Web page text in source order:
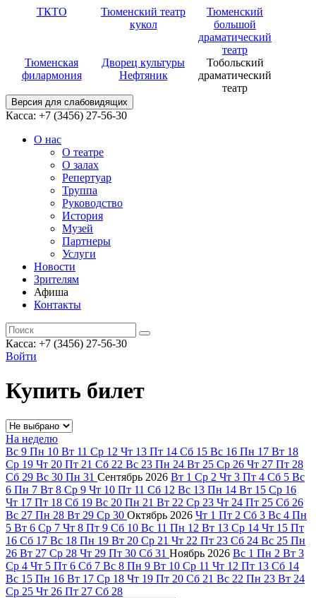
ТКТО
Тюменский театр
кукол
Тюменский
большой
драматический
театр
Тюменская
филармония
Дворец культуры
Нефтяник
Тобольский
драматический
театр
Версия для слабовидящих
Касса: +7 (3456) 27-56-30
О нас
О театре
О залах
Репертуар
Труппа
Руководство
История
Музей
Партнеры
Услуги
Новости
Зрителям
Афиша
Контакты
Касса: +7 (3456) 27-56-30
Войти
Купить билет
На неделю
Вс 9 Пн 10 Вт 11 Ср 12 Чт 13 Пт 14 Сб 15 Вс 16 Пн 17 Вт 18
Ср 19 Чт 20 Пт 21 Сб 22 Вс 23 Пн 24 Вт 25 Ср 26 Чт 27 Пт 28
Сб 29 Вс 30 Пн 31 Сентябрь 2026 Вт 1 Ср 2 Чт 3 Пт 4 Сб 5 Вс
6 Пн 7 Вт 8 Ср 9 Чт 10 Пт 11 Сб 12 Вс 13 Пн 14 Вт 15 Ср 16
Чт 17 Пт 18 Сб 19 Вс 20 Пн 21 Вт 22 Ср 23 Чт 24 Пт 25 Сб 26
Вс 27 Пн 28 Вт 29 Ср 30 Октябрь 2026 Чт 1 Пт 2 Сб 3 Вс 4 Пн
5 Вт 6 Ср 7 Чт 8 Пт 9 Сб 10 Вс 11 Пн 12 Вт 13 Ср 14 Чт 15 Пт
16 Сб 17 Вс 18 Пн 19 Вт 20 Ср 21 Чт 22 Пт 23 Сб 24 Вс 25 Пн
26 Вт 27 Ср 28 Чт 29 Пт 30 Сб 31 Ноябрь 2026 Вс 1 Пн 2 Вт 3
Ср 4 Чт 5 Пт 6 Сб 7 Вс 8 Пн 9 Вт 10 Ср 11 Чт 12 Пт 13 Сб 14
Вс 15 Пн 16 Вт 17 Ср 18 Чт 19 Пт 20 Сб 21 Вс 22 Пн 23 Вт 24
Ср 25 Чт 26 Пт 27 Сб 28